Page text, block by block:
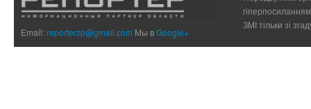
Email:reporterzp@gmail.com Мы вGoogle+
ЗМІ тільки зі